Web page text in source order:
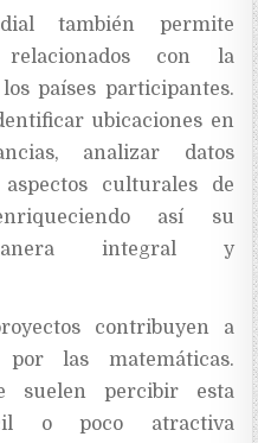
también permite
relacionados con la
países participantes.
ubicaciones en
analizar datos
culturales de
así su
integral y
contribuyen a
las matemáticas.
suelen percibir esta
o poco atractiva